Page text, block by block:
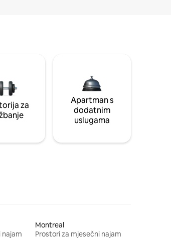
za
Apartman s
dodatnim
uslugama
najam
Montreal
Prostori za mjesečni najam